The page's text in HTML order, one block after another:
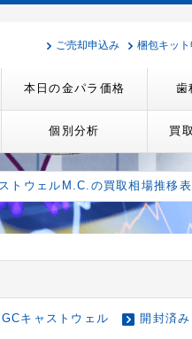
ご売却申込み 梱包キッ
本日の金パラ価格 歯
個別分析 買
トウェルM.C.の買取相場推移表
GCキャストウェル 開封済